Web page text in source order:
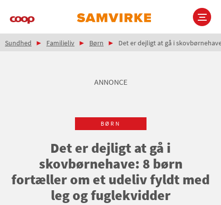
Main
Brødkrumme
Sundhed Familieliv Børn Det er dejligt at gå i
ANNONCE
BØRN
Det er dejligt at gå i
skovbørnehave: 8 børn
fortæller om et udeliv fyldt med
leg og fuglekvidder